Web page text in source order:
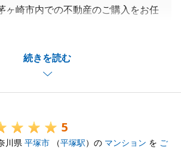
続きを読む
ヶ崎市内での不動産のご購入をお任
イホームのご検討、
だいている私も、
いっぱいでした。
がとうございました。
5
川県 平塚市 （平塚駅）の マンション を ご